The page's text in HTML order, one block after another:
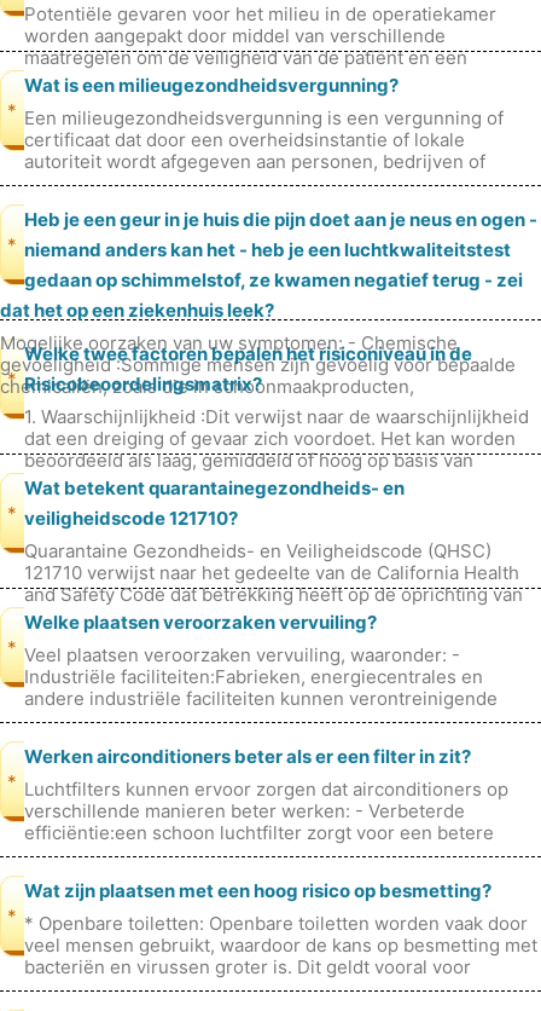
Potentiële gevaren voor het milieu in de operatiekamer
worden aangepakt door middel van verschillende
maatregelen om de veiligheid van de patiënt en een
gecontroleerde omgeving te garanderen
*
Wat is een milieugezondheidsvergunning?
Een milieugezondheidsvergunning is een vergunning of
certificaat dat door een overheidsinstantie of lokale
autoriteit wordt afgegeven aan personen, bedrijven of
organisaties die zich bezigho
*
Heb je een geur in je huis die pijn doet aan je neus en ogen -
niemand anders kan het - heb je een luchtkwaliteitstest
gedaan op schimmelstof, ze kwamen negatief terug - zei
dat het op een ziekenhuis leek?
Mogelijke oorzaken van uw symptomen: - Chemische
gevoeligheid :Sommige mensen zijn gevoelig voor bepaalde
chemicaliën, zoals die in schoonmaakproducten,
luchtverfrissers of bouwmaterialen.
*
Welke twee factoren bepalen het risiconiveau in de
Risicobeoordelingsmatrix?
1. Waarschijnlijkheid :Dit verwijst naar de waarschijnlijkheid
dat een dreiging of gevaar zich voordoet. Het kan worden
beoordeeld als laag, gemiddeld of hoog op basis van
historische gegeve
*
Wat betekent quarantainegezondheids- en
veiligheidscode 121710?
Quarantaine Gezondheids- en Veiligheidscode (QHSC)
121710 verwijst naar het gedeelte van de California Health
and Safety Code dat betrekking heeft op de oprichting van
een quarantainestation
*
Welke plaatsen veroorzaken vervuiling?
Veel plaatsen veroorzaken vervuiling, waaronder: -
Industriële faciliteiten:Fabrieken, energiecentrales en
andere industriële faciliteiten kunnen verontreinigende
stoffen vrijgeven in de lu
*
Werken airconditioners beter als er een filter in zit?
Luchtfilters kunnen ervoor zorgen dat airconditioners op
verschillende manieren beter werken: - Verbeterde
efficiëntie:een schoon luchtfilter zorgt voor een betere
luchtstroom door de airco
*
Wat zijn plaatsen met een hoog risico op besmetting?
* Openbare toiletten: Openbare toiletten worden vaak door
veel mensen gebruikt, waardoor de kans op besmetting met
bacteriën en virussen groter is. Dit geldt vooral voor
gebieden met veel ve